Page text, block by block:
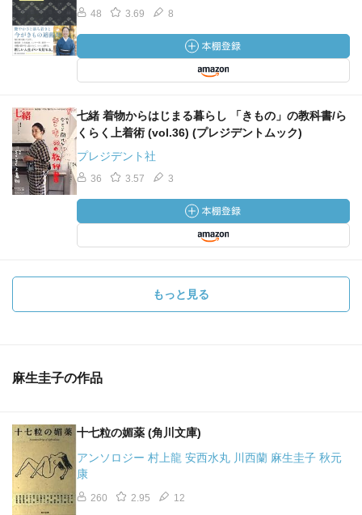
48 3.69 8
七緒 着物からはじまる暮らし 「きもの」の教科書/ら
くらく上着術 (vol.36) (プレジデントムック)
プレジデント社
36 3.57 3
もっと見る
麻生圭子の作品
十七粒の媚薬 (角川文庫)
アンソロジー 村上龍 安西水丸 川西蘭 麻生圭子 秋元
康
260 2.95 12